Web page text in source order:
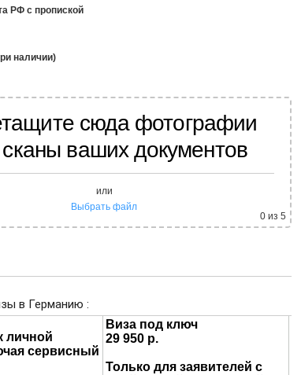
РФ с пропиской
наличии)
сюда фотографии
ваших документов
или
Выбрать файл
0из 5